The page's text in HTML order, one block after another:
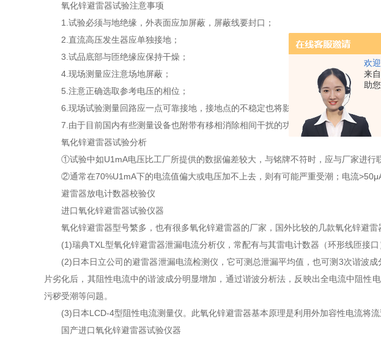
欢迎
来
助
氧化锌避雷器试验注意事项
1.试验必须与地绝缘，外表面应加屏蔽，屏蔽线要封口；
2.直流高压发生器应单独接地；
3.试品底部与匝绝缘应保持干燥；
4.现场测量应注意场地屏蔽；
5.注意正确选取参考电压的相位；
6.现场试验测量回路应一点可靠接地，接地点的不稳定也将影响测量结果；
7.由于目前国内有些测量设备也附带有移相消除相间干扰的功能，应注意220kV及以
氧化锌避雷器试验分析
①试验中如U1mA电压比工厂所提供的数据偏差较大，与铭牌不符时，应与厂家进行
②通常在70%U1mA下的电流值偏大或电压加不上去，则有可能严重受潮；电流
避雷器放电计数器校验仪
进口氧化锌避雷器试验仪器
氧化锌避雷器型号繁多，也有很多氧化锌避雷器的厂家，国外比较的几款氧化锌避雷
(1)瑞典TXL型氧化锌避雷器泄漏电流分析仪，常配有与其雷电计数器（环形线匝接口
(2)日本日立公司的避雷器泄漏电流检测仪，它可测总泄漏平均值，也可测3次谐波
片劣化后，其阻性电流中的谐波成分明显增加，通过谐波分析法，反映出全电流中阻
污秽受潮等问题。
(3)日本LCD-4型阻性电流测量仪。此氧化锌避雷器基本原理是利用外加容性电流将
国产进口氧化锌避雷器试验仪器